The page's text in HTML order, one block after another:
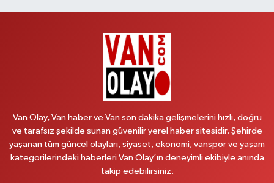
Yol Tarifi Al
Vanyolu Mahallesi, Kara Yusuf Bey Caddesi No:99 B Erciş Van
Yol Tarifi Al
Koç Eczanesi
Cumhuriyet Mahallesi, Konak Sokak No:6 Gürpınar Van
Yol Tarifi Al
Van Olay, Van haber ve Van son dakika gelişmelerini hızlı, doğru
ve tarafsız şekilde sunan güvenilir yerel haber sitesidir. Şehirde
yaşanan tüm güncel olayları, siyaset, ekonomi, vanspor ve yaşam
kategorilerindeki haberleri Van Olay’ın deneyimli ekibiyle anında
takip edebilirsiniz.